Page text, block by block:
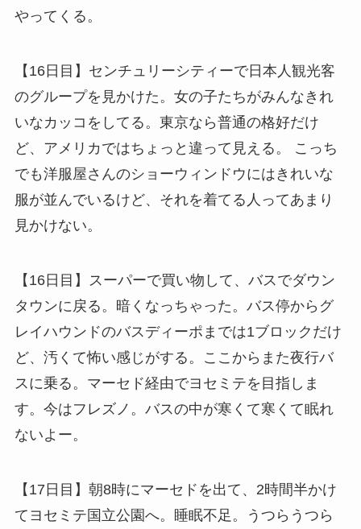
やってくる。
【16日目】センチュリーシティーで日本人観光客
のグループを見かけた。女の子たちがみんなきれ
いなカッコをしてる。東京なら普通の格好だけ
ど、アメリカではちょっと違って見える。 こっち
でも洋服屋さんのショーウィンドウにはきれいな
服が並んでいるけど、それを着てる人ってあまり
見かけない。
【16日目】スーパーで買い物して、バスでダウン
タウンに戻る。暗くなっちゃった。バス停からグ
レイハウンドのバスディーポまでは1ブロックだけ
ど、汚くて怖い感じがする。ここからまた夜行バ
スに乗る。マーセド経由でヨセミテを目指しま
す。今はフレズノ。バスの中が寒くて寒くて眠れ
ないよー。
【17日目】朝8時にマーセドを出て、2時間半かけ
てヨセミテ国立公園へ。睡眠不足。うつらうつら